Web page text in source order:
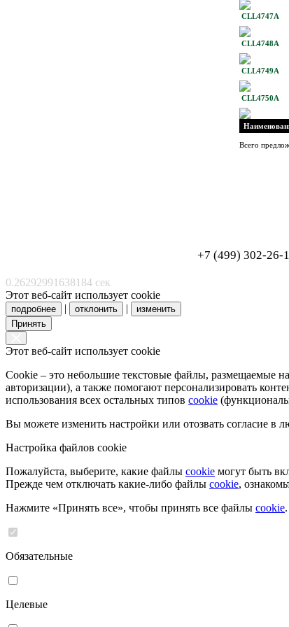
CLL4747A
CLL4748A
CLL4749A
CLL4750A
Всего
+7 (499) 302-26-
0.26292991638184 сек
Этот веб-сайт использует cookie
подробнее | отклонить |
изменить
Принять
Этот веб-сайт использует cookie
Cookie – это небольшие текстовые файлы, размещаемые
авторизации), а также помогают персонализировать
использования всех остальных типов cookie
Вы можете изменить настройки или отозвать согласие
Настройка файлов cookie
Пожалуйста, выберите, какие файлы cookie могут быть
Прежде чем отключать какие-либо файлы cookie,
Нажмите «Принять все», чтобы принять все файлы cookie
Обязательные
Целевые